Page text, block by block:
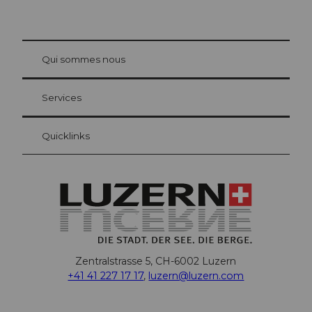
Carte d’hôte Lucerne
Vos avantages en tant qu'hôte pour la nuit
at Bre
Qui sommes nous
Services
Quicklinks
Zentralstrasse 5, CH-6002 Luzern
+41 41 227 17 17, luzern@luzern.com